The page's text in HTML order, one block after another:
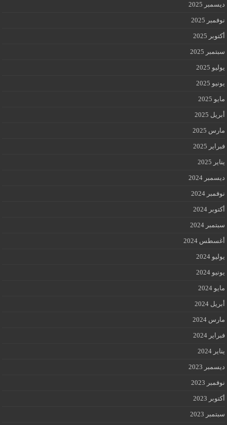
ديسمبر 2025
نوفمبر 2025
أكتوبر 2025
سبتمبر 2025
يوليو 2025
يونيو 2025
مايو 2025
أبريل 2025
مارس 2025
فبراير 2025
يناير 2025
ديسمبر 2024
نوفمبر 2024
أكتوبر 2024
سبتمبر 2024
أغسطس 2024
يوليو 2024
يونيو 2024
مايو 2024
أبريل 2024
مارس 2024
فبراير 2024
يناير 2024
ديسمبر 2023
نوفمبر 2023
أكتوبر 2023
سبتمبر 2023